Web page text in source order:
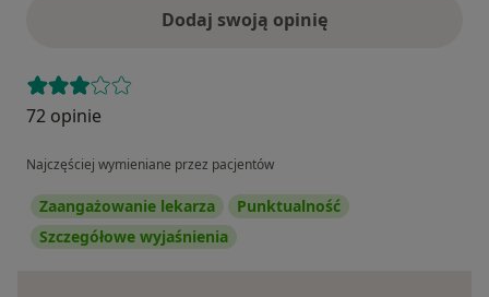
Dodaj swoją opinię
72 opinie
Najczęściej wymieniane przez pacjentów
Zaangażowanie lekarza
Punktualność
Szczegółowe wyjaśnienia